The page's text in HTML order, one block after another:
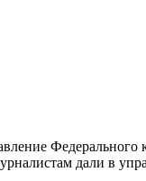
Федерального
дали в